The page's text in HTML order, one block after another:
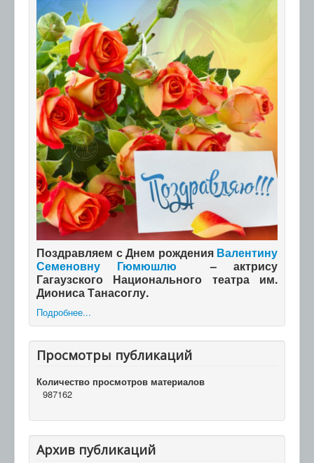
Поздравляем с Днем рождения Валентину
Семеновну Гюмюшлю – актрису
Гагаузского Национального театра им.
Диониса Танасоглу.
Подробнее...
Просмотры публикаций
Количество просмотров материалов
987162
Архив публикаций